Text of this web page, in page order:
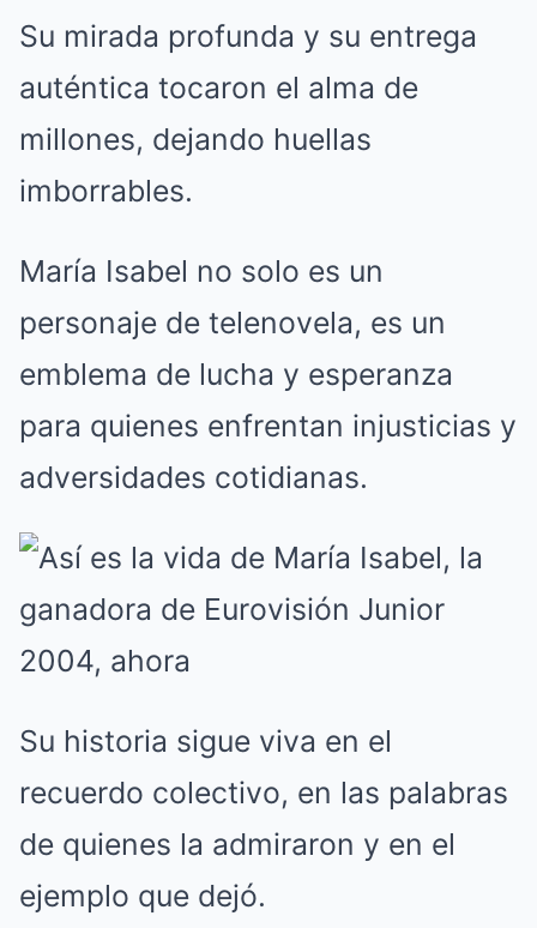
Su mirada profunda y su entrega
auténtica tocaron el alma de
millones, dejando huellas
imborrables.
María Isabel no solo es un
personaje de telenovela, es un
emblema de lucha y esperanza
para quienes enfrentan injusticias y
adversidades cotidianas.
Su historia sigue viva en el
recuerdo colectivo, en las palabras
de quienes la admiraron y en el
ejemplo que dejó.